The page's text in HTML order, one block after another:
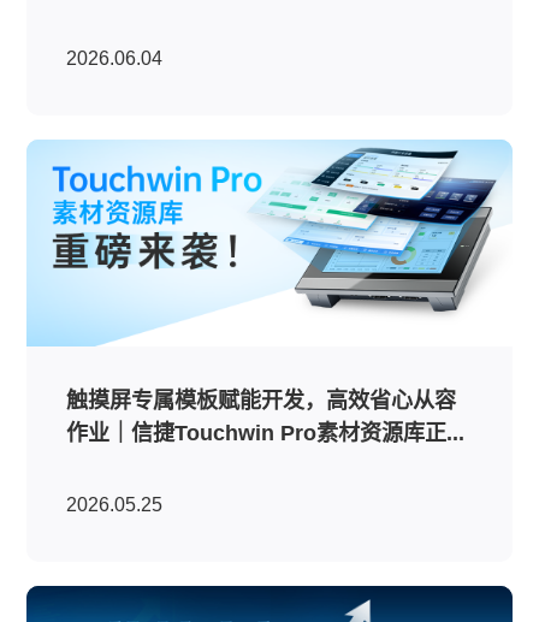
2026.06.04
触摸屏专属模板赋能开发，高效省心从容
作业｜信捷Touchwin Pro素材资源库正...
2026.05.25